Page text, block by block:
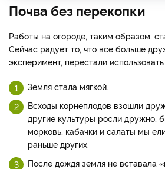
Почва без перекопки
Работы на огороде, таким образом,
Сейчас радует то, что все больше
эксперимент, перестали
Земля стала мягкой.
Всходы корнеплодов взошли
другие культуры росли дружно,
морковь, кабачки и салаты мы
раньше других.
После дождя земля не вставала